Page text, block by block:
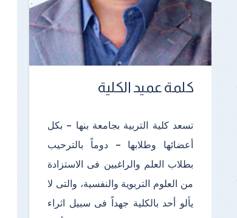
كلمة عميد الكلية
تسعد كلية التربية بجامعة بنها – بكل
أعضائها وطلابها – دوماً بالترحيب
بطلاب العلم والراغبين فى الاستزادة
من العلوم التربوية والنفسية، والتى لا
يألو أحد بالكلية جهداً فى سبيل اثراء